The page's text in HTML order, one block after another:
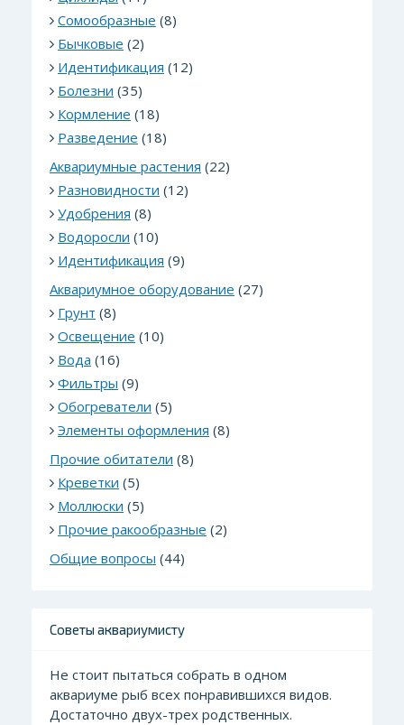
Сомообразные (8)
Бычковые (2)
Идентификация (12)
Болезни (35)
Кормление (18)
Разведение (18)
Аквариумные растения (22)
Разновидности (12)
Удобрения (8)
Водоросли (10)
Идентификация (9)
Аквариумное оборудование (27)
Грунт (8)
Освещение (10)
Вода (16)
Фильтры (9)
Обогреватели (5)
Элементы оформления (8)
Прочие обитатели (8)
Креветки (5)
Моллюски (5)
Прочие ракообразные (2)
Общие вопросы (44)
Советы аквариумисту
Не стоит пытаться собрать в одном
аквариуме рыб всех понравившихся видов.
Достаточно двух-трех родственных.